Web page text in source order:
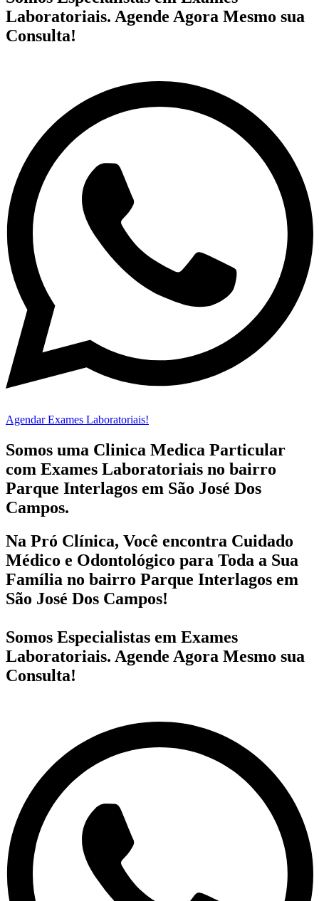
Laboratoriais. Agende Agora Mesmo sua
Consulta!
Agendar Exames Laboratoriais!
Somos uma Clinica Medica Particular
com Exames Laboratoriais no bairro
Parque Interlagos em São José Dos
Campos.
Na Pró Clínica, Você encontra Cuidado
Médico e Odontológico para Toda a Sua
Família no bairro Parque Interlagos em
São José Dos Campos!
Somos Especialistas em Exames
Laboratoriais. Agende Agora Mesmo sua
Consulta!